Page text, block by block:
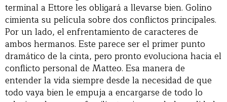
terminal a Ettore les obligará a llevarse bien. Golino
cimienta su película sobre dos conflictos principales.
Por un lado, el enfrentamiento de caracteres de
ambos hermanos. Este parece ser el primer punto
dramático de la cinta, pero pronto evoluciona hacia el
conflicto personal de Matteo. Esa manera de
entender la vida siempre desde la necesidad de que
todo vaya bien le empuja a encargarse de todo lo